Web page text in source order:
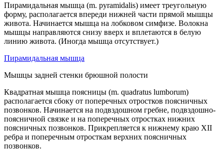
Пирамидальная мышца (m. pyramidalis) имеет треугольную
форму, располагается впереди нижней части прямой мышцы
живота. Начинается мышца на лобковом симфизе. Волокна
мышцы направляются снизу вверх и вплетаются в белую
линию живота. (Иногда мышца отсутствует.)
Пирамидальная мышца
Мышцы задней стенки брюшной полости
Квадратная мышца поясницы (m. quadratus lumborum)
располагается сбоку от поперечных отростков поясничных
позвонков. Начинается на подвздошном гребне, подвздошно-
поясничной связке и на поперечных отростках нижних
поясничных позвонков. Прикрепляется к нижнему краю XII
ребра и поперечным отросткам верхних поясничных
позвонков.